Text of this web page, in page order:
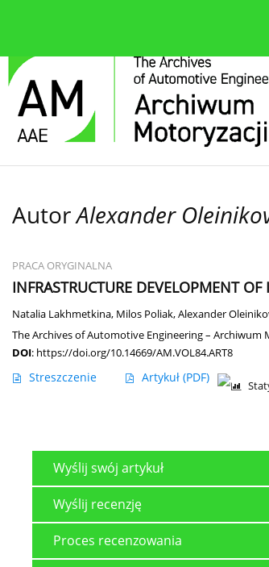
AutorAlexander
PRACA ORYGINALNA
INFRASTRUCTURE DEVELOPMENT
Natalia Lakhmetkina, Milos Poliak,Alexander
The Archives of Automotive Engineering – Archiwum
DOI: https://doi.org/10.14669/AM.VOL84.ART8
Streszczenie Artykuł (PDF)
Wyślij swój artykuł
Wyślij recenzję
Proces recenzowania